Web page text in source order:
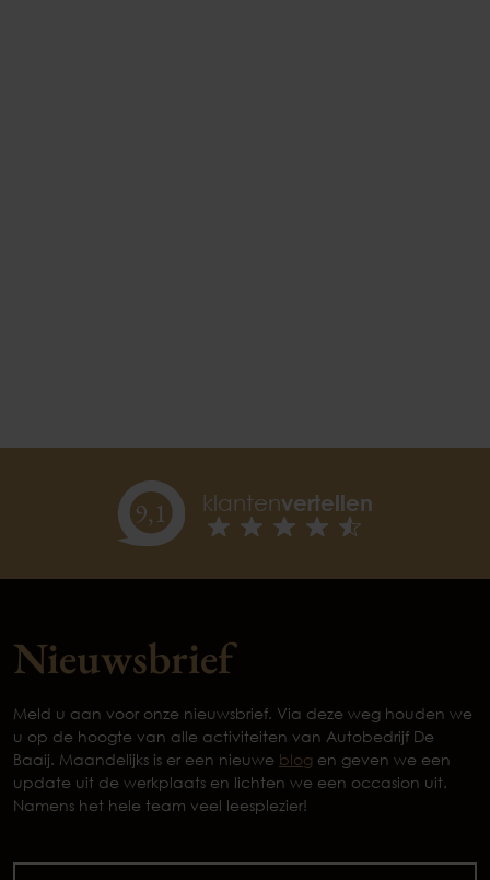
9,1 klantenvertellen
Nieuwsbrief
Meld u aan voor onze nieuwsbrief. Via deze weg houden we
u op de hoogte van alle activiteiten van Autobedrijf De
Baaij. Maandelijks is er een nieuwe blog en geven we een
update uit de werkplaats en lichten we een occasion uit.
Namens het hele team veel leesplezier!